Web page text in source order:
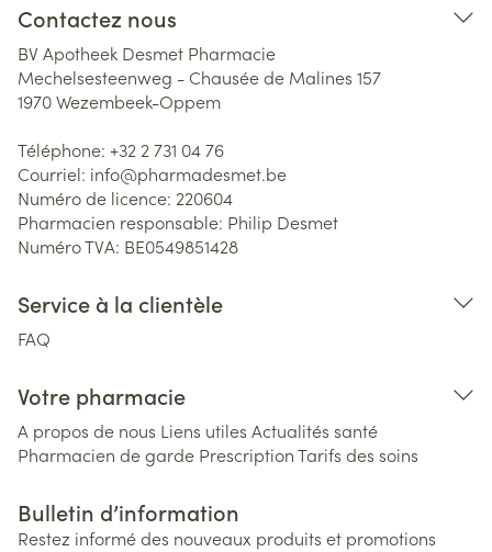
Contactez nous
BV Apotheek Desmet Pharmacie
Mechelsesteenweg - Chausée de Malines 157
1970Wezembeek-Oppem
Téléphone: +32 2 731 04 76
Courriel: info@pharmadesmet.be
Numéro de licence: 220604
Pharmacien responsable: Philip Desmet
Numéro TVA: BE0549851428
Service à la clientèle
FAQ
Votre pharmacie
A propos de nous Liens utiles Actualités santé
Pharmacien de garde PrescriptionTarifs des soins
Bulletin d’information
Restez informé des nouveaux produits et promotions